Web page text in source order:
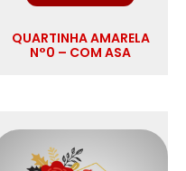
QUARTINHA AMARELA
N°0 – COM ASA